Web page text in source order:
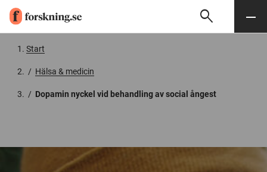
Söksearch Meny
Start
/ Hälsa & medicin
/ Dopamin nyckel vid behandling av social ångest